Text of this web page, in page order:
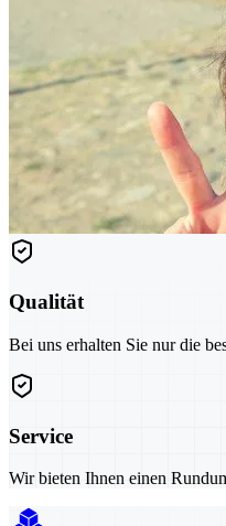
Qualität
Bei uns erhalten Sie nur die
Service
Wir bieten Ihnen einen